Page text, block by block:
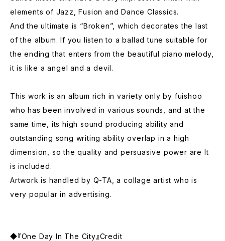
elements of Jazz, Fusion and Dance Classics.
And the ultimate is “Broken”, which decorates the last
of the album. If you listen to a ballad tune suitable for
the ending that enters from the beautiful piano melody,
it is like a angel and a devil.
This work is an album rich in variety only by fuishoo
who has been involved in various sounds, and at the
same time, its high sound producing ability and
outstanding song writing ability overlap in a high
dimension, so the quality and persuasive power are It
is included.
Artwork is handled by Q-TA, a collage artist who is
very popular in advertising.
◆『One Day In The City』Credit